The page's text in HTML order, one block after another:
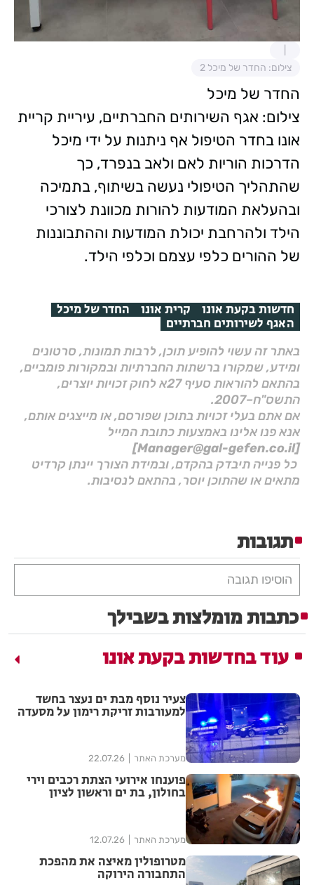
צילום: החדר של מיכל 2
החדר של מיכל
צילום: אגף השירותים החברתיים, עיריית קריית
אונו בחדר הטיפול אף ניתנות על ידי מיכל
הדרכות הוריות לאם ולאב בנפרד, כך
שהתהליך הטיפולי נעשה בשיתוף, בתמיכה
ובהעלאת המודעות להורות מכוונת לצורכי
הילד ולהרחבת יכולת המודעות וההתבוננות
של ההורים כלפי עצמם וכלפי הילד.
חדשות בקעת אונו קרית אונו החדר של מיכל
האגף לשירותים חברתיים
באתר זה עשוי להופיע תוכן, לרבות תמונות, סרטונים
ומידע, שמקורו ברשתות החברתיות ובמקורות פומביים,
בהתאם להוראות סעיף 27א לחוק זכויות יוצרים,
התשס"ח–2007.
אם אתם בעלי זכויות בתוכן שפורסם, או מייצגים אותם,
אנא פנו אלינו באמצעות כתובת המייל
[Manager@gal-gefen.co.il]
כל פנייה תיבדק בהקדם, ובמידת הצורך יינתן קרדיט
מתאים או שהתוכן יוסר, בהתאם לנסיבות.
תגובות
הוסיפו תגובה
כתבות מומלצות בשבילך
עוד בחדשות בקעת אונו
צעיר נוסף מבת ים נעצר בחשד
למעורבות זריקת רימון על מסעדה
מערכת האתר 22.07.26
פוענחו אירועי הצתת רכבים וירי
בחולון, בת ים וראשון לציון
מערכת האתר 12.07.26
מטרופולין מאיצה את מהפכת
התחבורה הירוקה